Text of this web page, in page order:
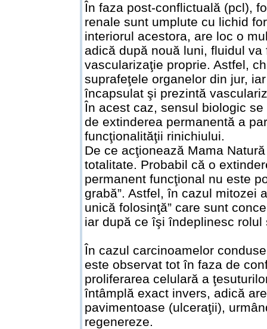
În faza post-conflictuală (pcl),
renale sunt umplute cu lichid
interiorul acestora, are loc o
adică după nouă luni, fluidul
vascularizaţie proprie. Astfel,
suprafeţele organelor din jur,
încapsulat şi prezintă
În acest caz, sensul biologic
de extinderea permanentă a
funcţionalităţii rinichiului.
De ce acţionează Mama
totalitate. Probabil că o
permanent funcţional nu este
grabă”. Astfel, în cazul mitozei
unică folosinţă” care sunt
iar după ce îşi îndeplinesc rolul
În cazul carcinoamelor
este observat tot în faza de
proliferarea celulară a
întâmplă exact invers, adică
pavimentoase (ulceraţii),
regenereze.